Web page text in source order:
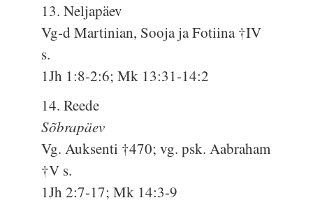
13. Neljapäev
Vg-d Martinian, Sooja ja Fotiina †IV
s.
1Jh 1:8-2:6; Mk 13:31-14:2
14. Reede
Sõbrapäev
Vg. Auksenti †470; vg. psk. Aabraham
†V s.
1Jh 2:7-17; Mk 14:3-9